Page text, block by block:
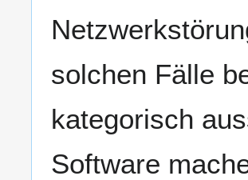
solchen Fälle
kategorisch
Software